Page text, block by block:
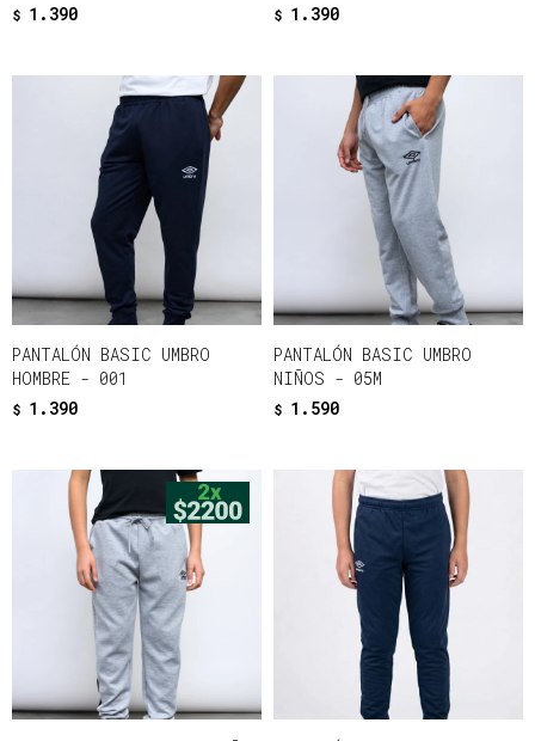
$ 1.390 $ 1.390
PANTALÓN BASIC UMBRO
HOMBRE - 001
$ 1.390
PANTALÓN BASIC UMBRO
NIÑOS - 05M
$ 1.590